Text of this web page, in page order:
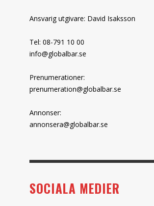
Ansvarig utgivare: David Isaksson
Tel: 08-791 10 00
info@globalbar.se
Prenumerationer:
prenumeration@globalbar.se
Annonser:
annonsera@globalbar.se
SOCIALA MEDIER